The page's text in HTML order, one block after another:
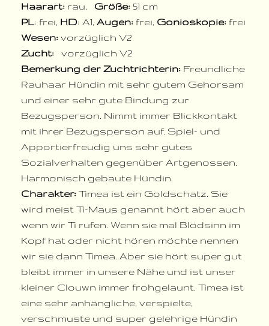
Haarart: rau, Größe: 51 cm
PL: frei, HD: A1, Augen: frei, Gonioskopie: frei
Wesen: vorzüglich V2
Zucht: vorzüglich V2
Bemerkung der Zuchtrichterin: Freundliche
Rauhaar Hündin mit sehr gutem Gehorsam
und einer sehr gute Bindung zur
Bezugsperson. Nimmt immer Blickkontakt
mit ihrer Bezugsperson auf. Spiel- und
Apportierfreudig uns sehr gutes
Sozialverhalten gegenüber Artgenossen.
Harmonisch gebaute Hündin.
Charakter: Timea ist ein Goldschatz. Sie
wird meist Ti-Maus genannt hört aber auch
wenn wir Ti rufen. Wenn sie mal Blödsinn im
Kopf hat oder nicht hören möchte nennen
wir sie dann Timea. Aber sie hört super gut
bleibt immer in unsere Nähe und ist unser
kleiner Clouwn immer frohgelaunt. Timea ist
eine sehr anhängliche, verspielte,
verschmuste und super gelehrige Hündin